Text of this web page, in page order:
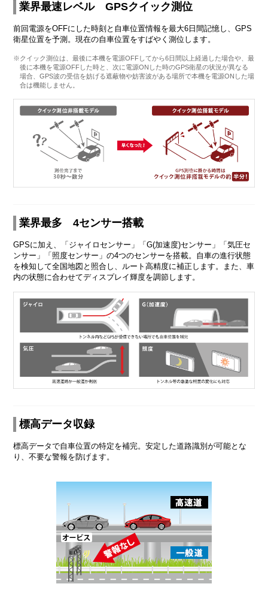
業界最速レベル GPSクイック測位
前回電源をOFFにした時刻と自車位置情報を最大6日間記憶し、GPS
衛星位置を予測。現在の自車位置をすばやく測位します。
※クイック測位は、最後に本機を電源OFFしてから6日間以上経過した場合や、最
後に本機を電源OFFした時と、次に電源ONした時のGPS衛星の状況が異なる
場合、GPS波の受信を妨げる遮蔽物や妨害波がある場所で本機を電源ONした場
合は機能しません。
業界最多 4センサー搭載
GPSに加え、「ジャイロセンサー」「G(加速度)センサー」「気圧セ
ンサー」「照度センサー」の4つのセンサーを搭載。自車の進行状態
を検知して全国地図と照合し、ルート高精度に補正します。また、車
内の状態に合わせてディスプレイ輝度を調節します。
標高データ収録
標高データで自車位置の特定を補完。安定した道路識別が可能とな
り、不要な警報を防げます。